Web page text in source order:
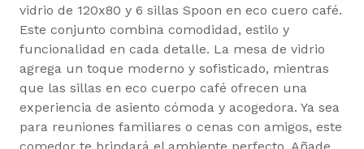
vidrio de 120x80 y 6 sillas Spoon en eco cuero café.
Este conjunto combina comodidad, estilo y
funcionalidad en cada detalle. La mesa de vidrio
agrega un toque moderno y sofisticado, mientras
que las sillas en eco cuerpo café ofrecen una
experiencia de asiento cómoda y acogedora. Ya sea
para reuniones familiares o cenas con amigos, este